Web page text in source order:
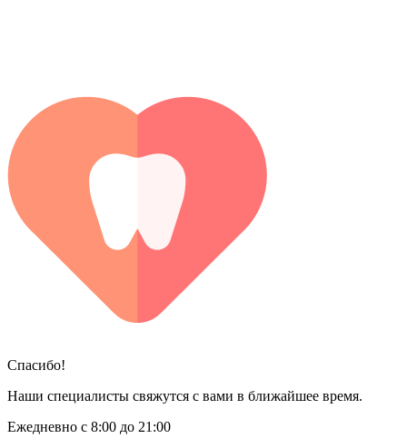
Спасибо!
Наши специалисты свяжутся с вами в ближайшее время.
Ежедневно с 8:00 до 21:00